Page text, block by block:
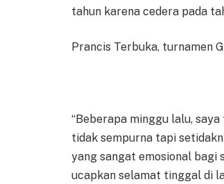
tahun karena cedera pada
Prancis Terbuka, turnamen
“Beberapa minggu lalu,
tidak sempurna tapi
yang sangat emosional bagi
ucapkan selamat tinggal di